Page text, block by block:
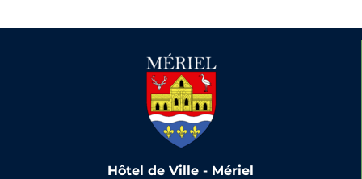
Hôtel de Ville - Mériel